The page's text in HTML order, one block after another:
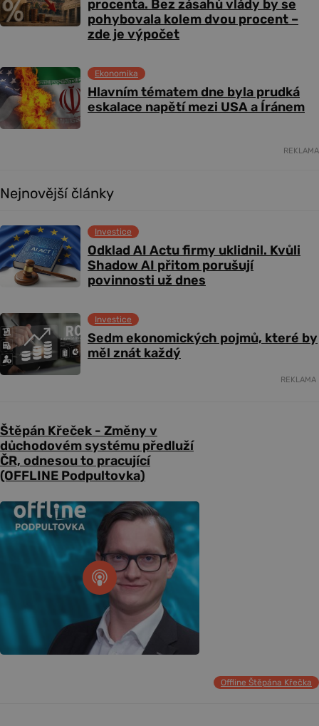
procenta. Bez zásahů vlády by se
pohybovala kolem dvou procent –
zde je výpočet
Hlavním tématem dne byla prudká
eskalace napětí mezi USA a Íránem
Ekonomika
REKLAMA
Nejnovější články
Odklad AI Actu firmy uklidnil. Kvůli
Shadow AI přitom porušují
povinnosti už dnes
Investice
Sedm ekonomických pojmů, které by
měl znát každý
Investice
REKLAMA
Štěpán Křeček - Změny v
důchodovém systému předluží
ČR, odnesou to pracující
(OFFLINE Podpultovka)
Offline Štěpána Křečka